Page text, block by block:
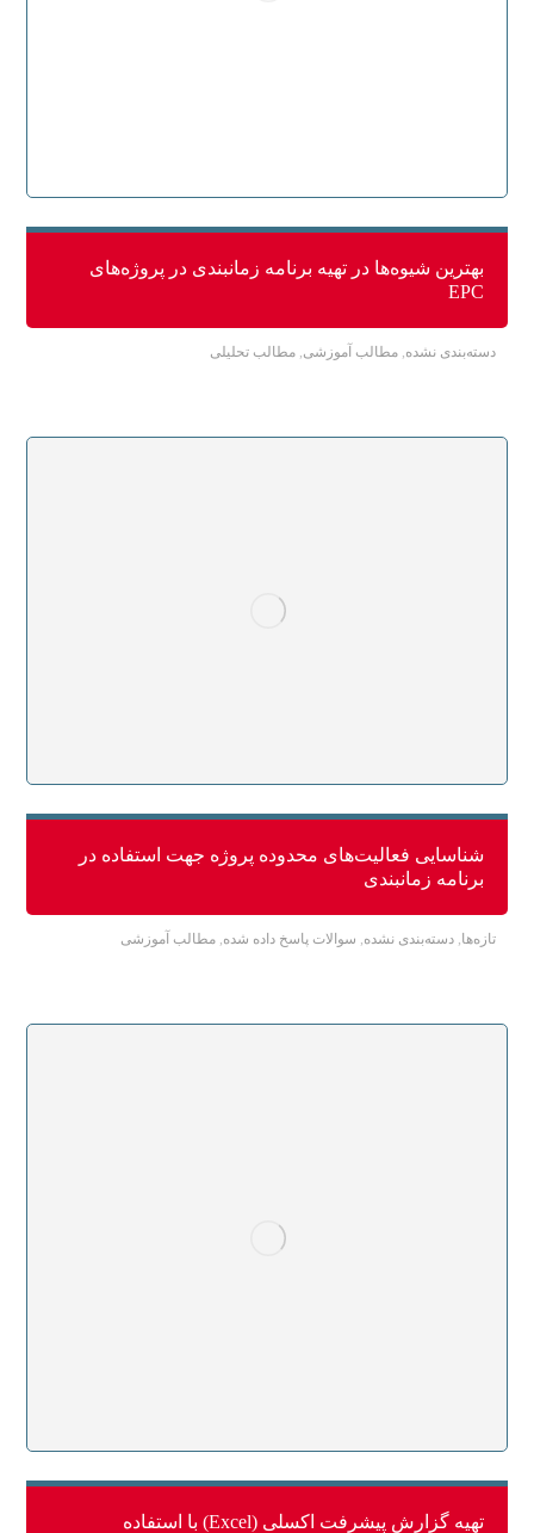
بهترین شیوه‌ها در تهیه برنامه زمانبندی در پروژه‌های
EPC
دسته‌بندی نشده ,مطالب آموزشی ,مطالب تحلیلی
شناسایی فعالیت‌های محدوده پروژه جهت استفاده در
برنامه زمانبندی
تازه‌ها,دسته‌بندی نشده, سوالات پاسخ داده شده,مطالب آموزشی
تهیه گزارش پیشرفت اکسلی (Excel) با استفاده